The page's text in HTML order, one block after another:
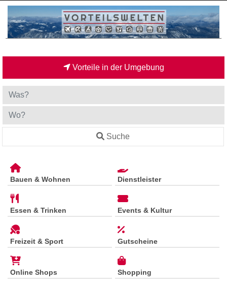
Vorteile in der Umgebung
Suche
Bauen & Wohnen Dienstleister
Essen & Trinken Events & Kultur
Freizeit & Sport Gutscheine
Online Shops Shopping